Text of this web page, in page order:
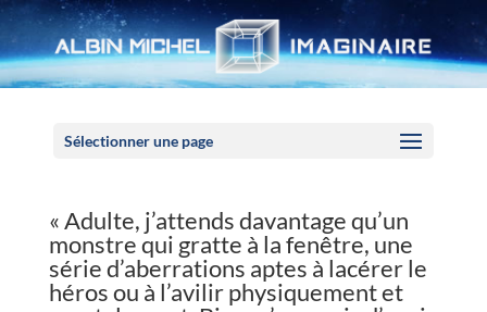
Sélectionner une page
« Adulte, j’attends davantage qu’un
monstre qui gratte à la fenêtre, une
série d’aberrations aptes à lacérer le
héros ou à l’avilir physiquement et
Panneau de gestion des cookies